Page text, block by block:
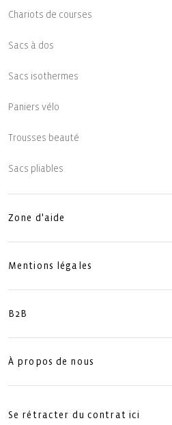
Chariots de courses
Sacs à dos
Sacs isothermes
Paniers vélo
Trousses beauté
Sacs pliables
Zone d'aide
Mentions légales
B2B
À propos de nous
Se rétracter du contrat ici